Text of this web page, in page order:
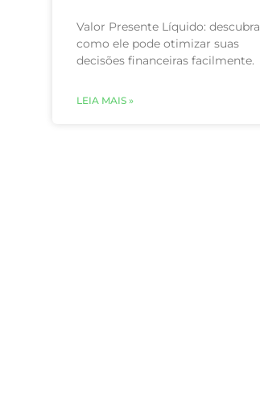
Valor Presente Líquido: descubra
como ele pode otimizar suas
decisões financeiras facilmente.
LEIA MAIS »